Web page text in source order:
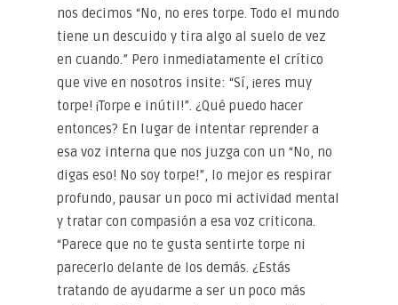
nos decimos “No, no eres torpe. Todo el mundo
tiene un descuido y tira algo al suelo de vez
en cuando.” Pero inmediatamente el crítico
que vive en nosotros insite: “Sí, ¡eres muy
torpe! ¡Torpe e inútil!”. ¿Qué puedo hacer
entonces? En lugar de intentar reprender a
esa voz interna que nos juzga con un “No, no
digas eso! No soy torpe!”, lo mejor es respirar
profundo, pausar un poco mi actividad mental
y tratar con compasión a esa voz criticona.
“Parece que no te gusta sentirte torpe ni
parecerlo delante de los demás. ¿Estás
tratando de ayudarme a ser un poco más